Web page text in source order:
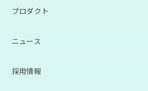
プロダクト
ニュース
採用情報